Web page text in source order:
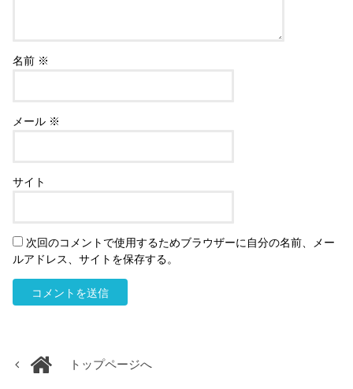
名前 ※
メール ※
サイト
次回のコメントで使用するためブラウザーに自分の名前、メー
ルアドレス、サイトを保存する。
トップページへ